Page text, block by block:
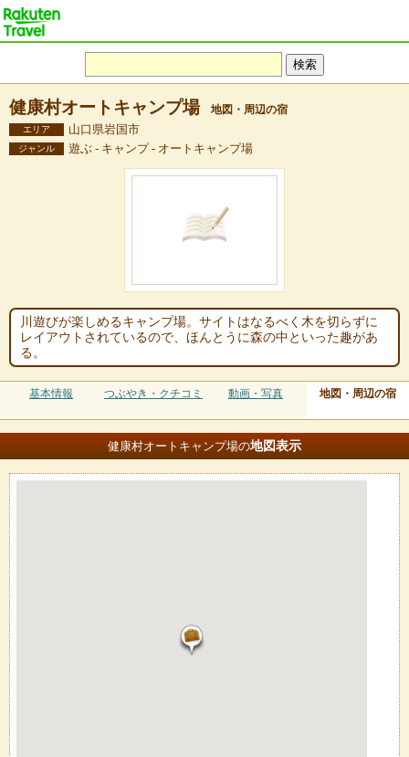
健康村オートキャンプ場 地図・周辺の宿
エリア 山口県岩国市
ジャンル 遊ぶ - キャンプ - オートキャンプ場
川遊びが楽しめるキャンプ場。サイトはなるべく木を切らずに
レイアウトされているので、ほんとうに森の中といった趣があ
る。
基本情報 つぶやき・クチコミ 動画・写真 地図・周辺の宿
健康村オートキャンプ場の地図表示